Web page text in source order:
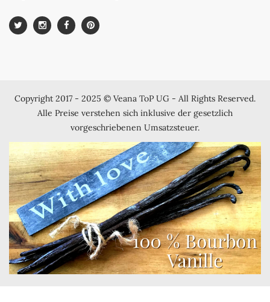
Copyright 2017 - 2025 © Veana ToP UG - All Rights Reserved.
Alle Preise verstehen sich inklusive der gesetzlich
vorgeschriebenen Umsatzsteuer.